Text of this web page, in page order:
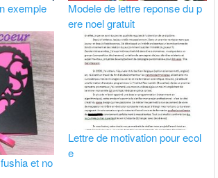
exemple
Modele de lettre reponse du p
ere noel gratuit
et no
Lettre de motivation pour ecol
e